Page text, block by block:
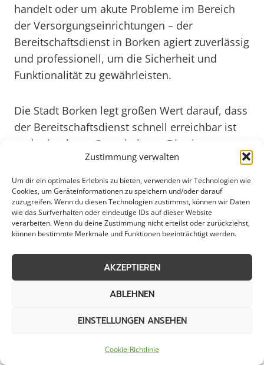
Zustimmung verwalten
Um dir ein optimales Erlebnis zu bieten, verwenden wir Technologien wie
Cookies, um Geräteinformationen zu speichern und/oder darauf
zuzugreifen. Wenn du diesen Technologien zustimmst, können wir Daten
wie das Surfverhalten oder eindeutige IDs auf dieser Website
verarbeiten. Wenn du deine Zustimmung nicht erteilst oder zurückziehst,
können bestimmte Merkmale und Funktionen beeinträchtigt werden.
AKZEPTIEREN
ABLEHNEN
EINSTELLUNGEN ANSEHEN
Cookie-Richtlinie
handelt oder um akute Probleme im Bereich
der Versorgungseinrichtungen – der
Bereitschaftsdienst in Borken agiert zuverlässig
und professionell, um die Sicherheit und
Funktionalität zu gewährleisten.
Die Stadt Borken legt großen Wert darauf, dass
der Bereitschaftsdienst schnell erreichbar ist
und zeitnah vor Ort sein kann. Dies ist
besonders wichtig, um Schäden zu minimieren
und die Auswirkungen von Notfällen zu
begrenzen. Durch regelmäßige Schulungen
und Weiterbildungen sind die Mitarbeiter des
Bereitschaftsdienstes bestens auf
unterschiedlichste Szenarien vorbereitet und
können so effektiv agieren, um eine
Borken weiterhin an vorderster Front stehen,
um die städtische Infrastruktur zu schützen